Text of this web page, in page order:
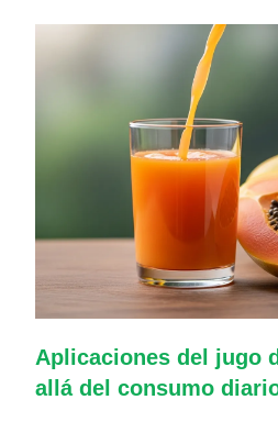
Aplicaciones del jugo
allá del consumo